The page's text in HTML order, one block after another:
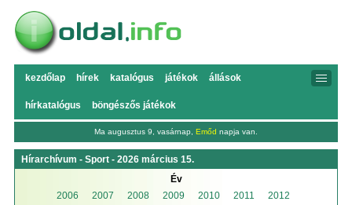
kezdőlap hírek katalógus játékok állások
hírkatalógus böngészős játékok
Ma augusztus 9, vasárnap, Emőd napja van.
Hírarchívum - Sport - 2026 március 15.
Év
2006
2007 2008 2009 2010 2011
2012